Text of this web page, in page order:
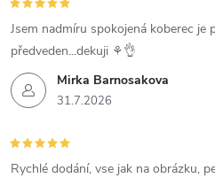
Mirka Barnosakova
31.7.2026
Jsem nadmíru spokojená koberec je
předveden...dekuji ⚘️👌
Rychlé dodání, vse jak na obrázku,